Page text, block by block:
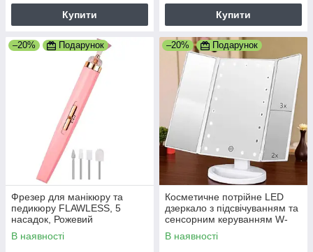
Купити Купити
–20% Подарунок
Фрезер для манікюру та
педикюру FLAWLESS, 5
насадок, Рожевий
В наявності
–20% Подарунок
Косметичне потрійне LED
дзеркало з підсвічуванням та
сенсорним керуванням W-
025
В наявності